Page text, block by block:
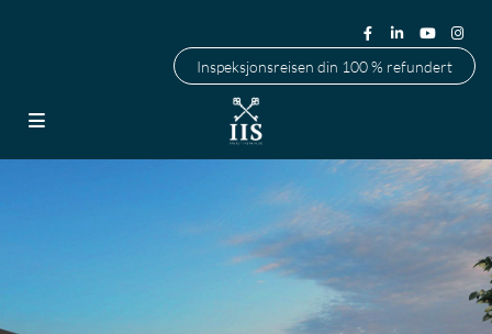
Inspeksjonsreisen din 100 % refundert